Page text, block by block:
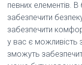
певних елементів.
забезпечити
забезпечити
у вас є можливість
зможуть